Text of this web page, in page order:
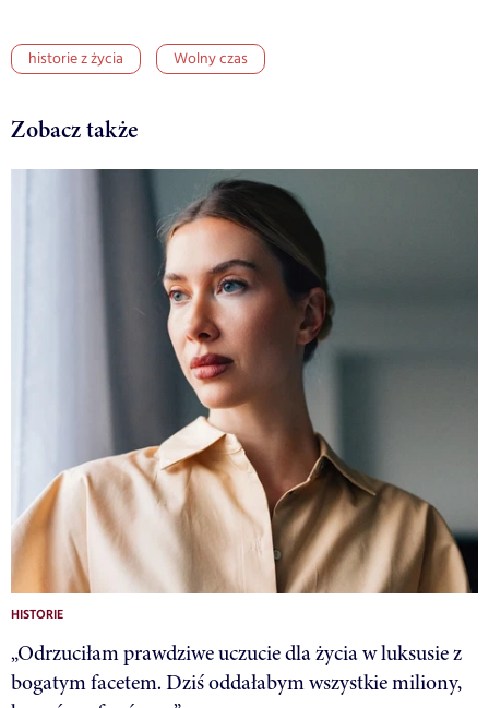
historie z życia Wolny czas
Zobacz także
HISTORIE
„Odrzuciłam prawdziwe uczucie dla życia w luksusie z
bogatym facetem. Dziś oddałabym wszystkie miliony,